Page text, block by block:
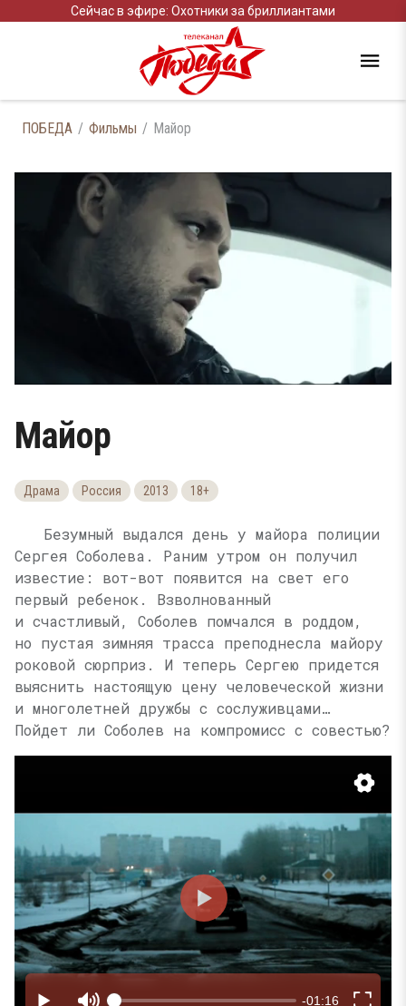
Сейчас в эфире: Охотники за бриллиантами
ПОБЕДА Фильмы Майор
Майор
Драма Россия 2013 18+
Безумный выдался день у майора полиции
Сергея Соболева. Раним утром он получил
известие: вот-вот появится на свет его
первый ребенок. Взволнованный
и счастливый, Соболев помчался в роддом,
но пустая зимняя трасса преподнесла майору
роковой сюрприз. И теперь Сергею придется
выяснить настоящую цену человеческой жизни
и многолетней дружбы с сослуживцами…
Пойдет ли Соболев на компромисс с совестью?